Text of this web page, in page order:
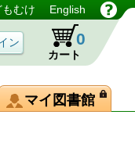
もむけ English
カート
0
マイ図書館